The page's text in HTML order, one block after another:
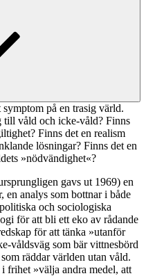
på en trasig värld.
till våld och icke-våld? Finns
Finns det en realism
lösningar? Finns det en
»nödvändighet«?
gavs ut 1969) en
en analys som bottnar i både
och sociologiska
för att bli ett eko av rådande
för att tänka »utanför
våldsväg som bär vittnesbörd
räddar världen utan våld.
frihet »välja andra medel, att